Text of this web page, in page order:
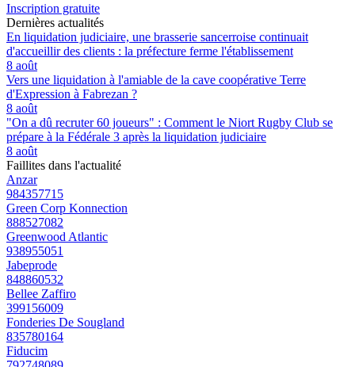
Inscription gratuite
Dernières actualités
En liquidation judiciaire, une brasserie sancerroise continuait
d'accueillir des clients : la préfecture ferme l'établissement
8 août
Vers une liquidation à l'amiable de la cave coopérative Terre
d'Expression à Fabrezan ?
8 août
"On a dû recruter 60 joueurs" : Comment le Niort Rugby Club se
prépare à la Fédérale 3 après la liquidation judiciaire
8 août
Faillites dans l'actualité
Anzar
984357715
Green Corp Konnection
888527082
Greenwood Atlantic
938955051
Jabeprode
848860532
Bellee Zaffiro
399156009
Fonderies De Sougland
835780164
Fiducim